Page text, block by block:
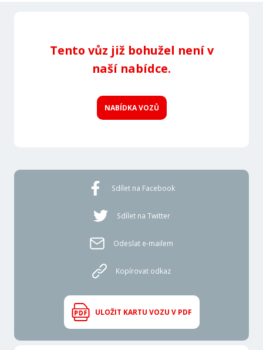
Tento vůz již bohužel není v
naší nabídce.
NABÍDKA VOZŮ
Sdílet na Facebook
Sdílet na Twitter
Odeslat e-mailem
Kopírovat odkaz
ULOŽIT KARTU VOZU V PDF